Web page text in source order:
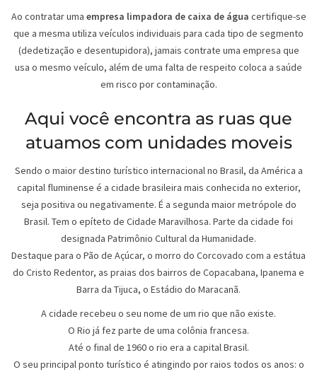
Ao contratar uma empresa limpadora de caixa de água certifique-se
que a mesma utiliza veículos individuais para cada tipo de segmento
(dedetização e desentupidora), jamais contrate uma empresa que
usa o mesmo veículo, além de uma falta de respeito coloca a saúde
em risco por contaminação.
Aqui você encontra as ruas que
atuamos com unidades moveis
Sendo o maior destino turístico internacional no Brasil, da América a
capital fluminense é a cidade brasileira mais conhecida no exterior,
seja positiva ou negativamente. É a segunda maior metrópole do
Brasil. Tem o epíteto de Cidade Maravilhosa. Parte da cidade foi
designada Patrimônio Cultural da Humanidade.
Destaque para o Pão de Açúcar, o morro do Corcovado com a estátua
do Cristo Redentor, as praias dos bairros de Copacabana, Ipanema e
Barra da Tijuca, o Estádio do Maracanã.
A cidade recebeu o seu nome de um rio que não existe.
O Rio já fez parte de uma colônia francesa.
Até o final de 1960 o rio era a capital Brasil.
O seu principal ponto turístico é atingindo por raios todos os anos: o